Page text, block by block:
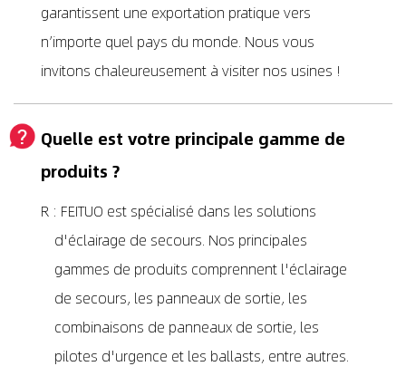
garantissent une exportation pratique vers
n’importe quel pays du monde. Nous vous
invitons chaleureusement à visiter nos usines !
Quelle est votre principale gamme de
produits ?
R : FEITUO est spécialisé dans les solutions
d'éclairage de secours. Nos principales
gammes de produits comprennent l'éclairage
de secours, les panneaux de sortie, les
combinaisons de panneaux de sortie, les
pilotes d'urgence et les ballasts, entre autres.